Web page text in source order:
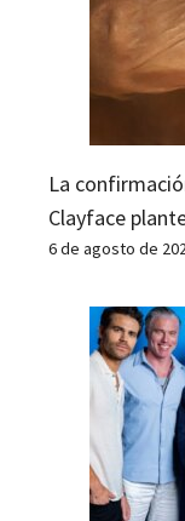
La
Clayface
6 de agosto de